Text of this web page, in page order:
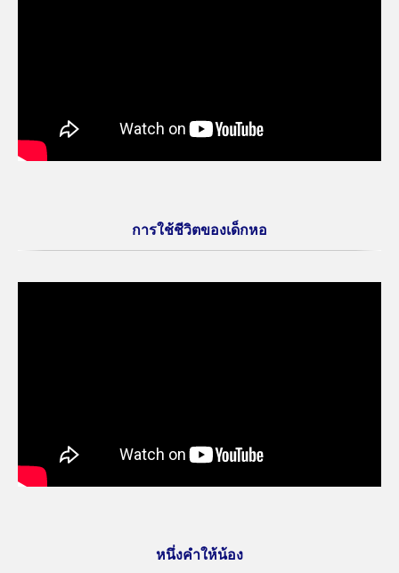
การใช้ชีวิตของเด็กหอ
หนึ่งคำให้น้อง